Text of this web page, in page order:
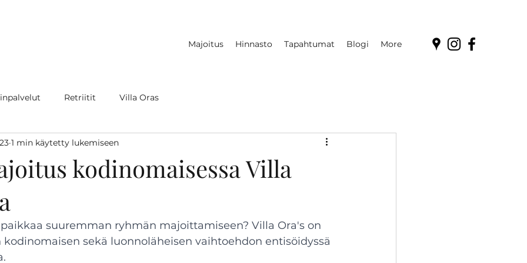
Majoitus Hinnasto Tapahtumat Blogi More
Retriitit Villa Oras
kodinomaisessa Villa
1 min käytetty lukemiseen
suuremman ryhmän majoittamiseen? Villa Ora's on
sekä luonnoläheisen vaihtoehdon entisöidyssä